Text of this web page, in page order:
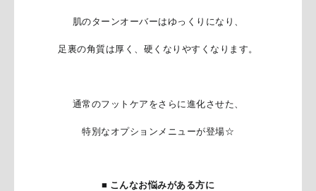
肌のターンオーバーはゆっくりになり、
足裏の角質は厚く、硬くなりやすくなります。
通常のフットケアをさらに進化させた、
特別なオプションメニューが登場☆
■ こんなお悩みがある方に